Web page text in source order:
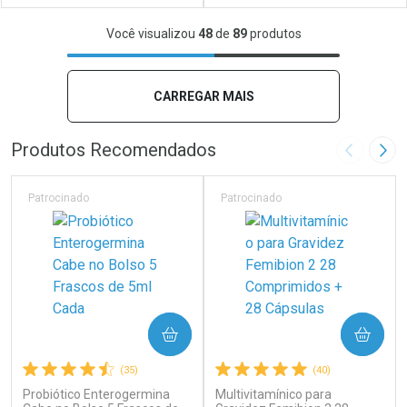
FECHAR
Ver Desconto Convênio
FECHAR
Ver Desconto Convênio
Você visualizou 48de 89produtos
CARREGAR MAIS
Produtos Recomendados Imagem
(35)
Probiótico Enterogermina
Patrocinado
COMPRAR
(40)
Multivitamínico para
Patrocinado
COMPRAR